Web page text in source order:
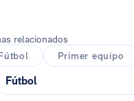
relacionados
Primer equipo
Fútbol